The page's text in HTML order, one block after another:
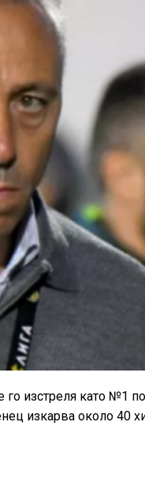
изстреля като №1
изкарва около 40